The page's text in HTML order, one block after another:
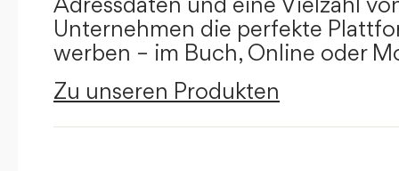
Unternehmen die perfekte
werben – im Buch, Online oder
Zu unseren Produkten